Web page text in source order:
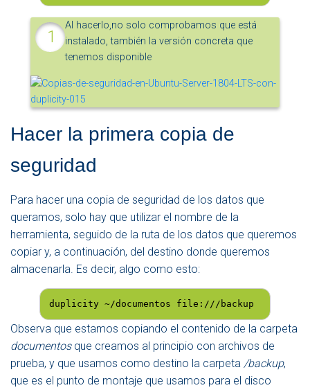
Al hacerlo,no solo comprobamos que está
instalado, también la versión concreta que
tenemos disponible
Hacer la primera copia de
seguridad
Para hacer una copia de seguridad de los datos que
queramos, solo hay que utilizar el nombre de la
herramienta, seguido de la ruta de los datos que queremos
copiar y, a continuación, del destino donde queremos
almacenarla. Es decir, algo como esto:
duplicity ~/documentos file:///backup
Observa que estamos copiando el contenido de la carpeta
documentosque creamos al principio con archivos de
prueba, y que usamos como destino la carpeta /backup,
que es el punto de montaje que usamos para el disco